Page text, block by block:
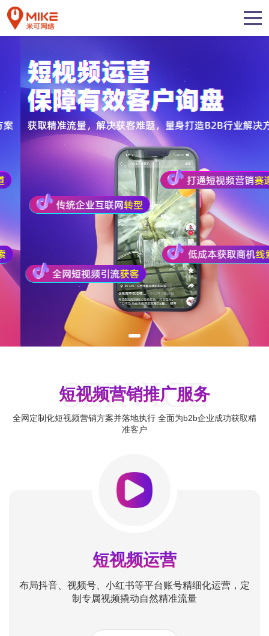
短视频营销推广服务
SERVICE
全网定制化短视频营销方案并落地执行 全面为b2b企业成功获取精
准客户
短视频运营
布局抖音、视频号、小红书等平台账号精细化运营，定
制专属视频撬动自然精准流量